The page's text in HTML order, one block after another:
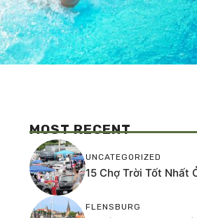
MOST RECENT
UNCATEGORIZED
15 Chợ Trời Tốt Nhất
FLENSBURG